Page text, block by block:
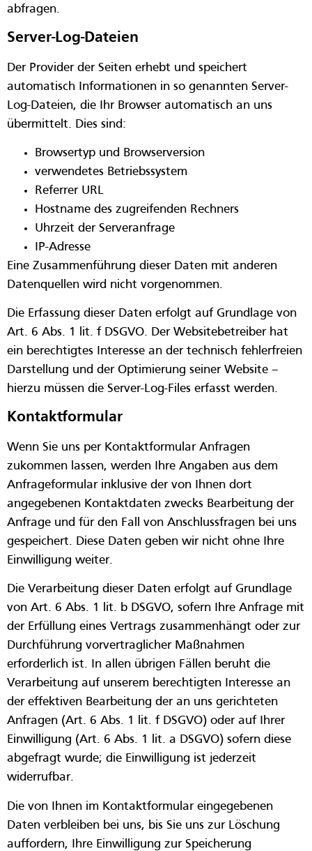
abfragen.
Server-Log-Dateien
Der Provider der Seiten erhebt und speichert
automatisch Informationen in so genannten Server-
Log-Dateien, die Ihr Browser automatisch an uns
übermittelt. Dies sind:
Browsertyp und Browserversion
verwendetes Betriebssystem
Referrer URL
Hostname des zugreifenden Rechners
Uhrzeit der Serveranfrage
IP-Adresse
Eine Zusammenführung dieser Daten mit anderen
Datenquellen wird nicht vorgenommen.
Die Erfassung dieser Daten erfolgt auf Grundlage von
Art. 6 Abs. 1 lit. f DSGVO. Der Websitebetreiber hat
ein berechtigtes Interesse an der technisch fehlerfreien
Darstellung und der Optimierung seiner Website –
hierzu müssen die Server-Log-Files erfasst werden.
Kontaktformular
Wenn Sie uns per Kontaktformular Anfragen
zukommen lassen, werden Ihre Angaben aus dem
Anfrageformular inklusive der von Ihnen dort
angegebenen Kontaktdaten zwecks Bearbeitung der
Anfrage und für den Fall von Anschlussfragen bei uns
gespeichert. Diese Daten geben wir nicht ohne Ihre
Einwilligung weiter.
Die Verarbeitung dieser Daten erfolgt auf Grundlage
von Art. 6 Abs. 1 lit. b DSGVO, sofern Ihre Anfrage mit
der Erfüllung eines Vertrags zusammenhängt oder zur
Durchführung vorvertraglicher Maßnahmen
erforderlich ist. In allen übrigen Fällen beruht die
Verarbeitung auf unserem berechtigten Interesse an
der effektiven Bearbeitung der an uns gerichteten
Anfragen (Art. 6 Abs. 1 lit. f DSGVO) oder auf Ihrer
Einwilligung (Art. 6 Abs. 1 lit. a DSGVO) sofern diese
abgefragt wurde; die Einwilligung ist jederzeit
widerrufbar.
Die von Ihnen im Kontaktformular eingegebenen
Daten verbleiben bei uns, bis Sie uns zur Löschung
auffordern, Ihre Einwilligung zur Speicherung